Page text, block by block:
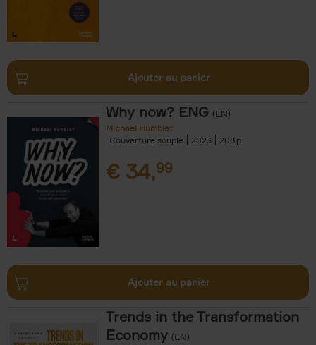
Ajouter au panier
Why now? ENG (EN)
Michael Humblet
Couverture souple
2023 208
€ 34,99
Ajouter au panier
Trends in the Transformation
Economy (EN)